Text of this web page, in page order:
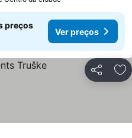
preços
Ver preços
Partilhar